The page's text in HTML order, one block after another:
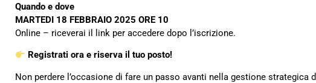
Quando e dove
MARTEDI 18 FEBBRAIO 2025 ORE 10
Online – riceverai il link per accedere dopo l’iscrizione.
Registrati ora e riserva il tuo posto!
Non perdere l’occasione di fare un passo avanti nella gestione strategica